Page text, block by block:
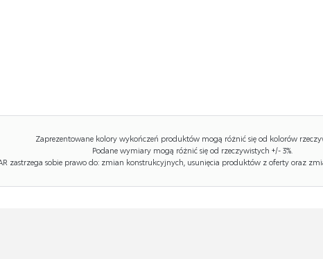
Zaprezentowane kolory wykończeń produktów mogą różnić się od kolorów
Podane wymiary mogą różnić się od rzeczywistych +/- 3%.
zastrzega sobie prawo do: zmian konstrukcyjnych, usunięcia produktów z oferty oraz